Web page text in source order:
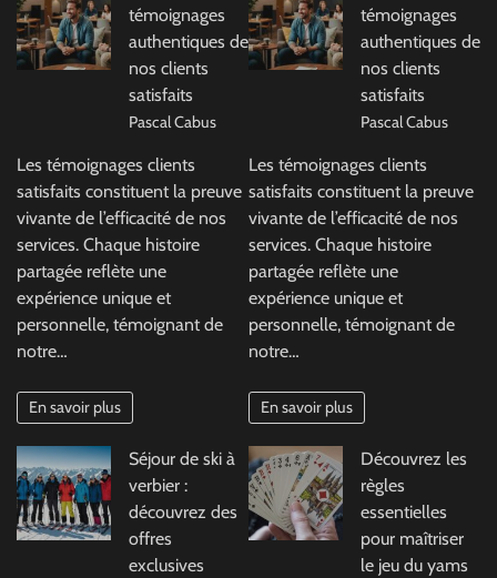
témoignages
authentiques de
nos clients
satisfaits
Pascal Cabus
Les témoignages clients
satisfaits constituent la preuve
vivante de l’efficacité de nos
services. Chaque histoire
partagée reflète une
expérience unique et
personnelle, témoignant de
notre…
En savoir plus
témoignages
authentiques de
nos clients
satisfaits
Pascal Cabus
Les témoignages clients
satisfaits constituent la preuve
vivante de l’efficacité de nos
services. Chaque histoire
partagée reflète une
expérience unique et
personnelle, témoignant de
notre…
En savoir plus
Séjour de ski à
verbier :
découvrez des
offres
exclusives
Découvrez les
règles
essentielles
pour maîtriser
le jeu du yams